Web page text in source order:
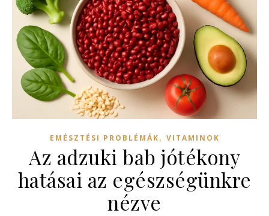
EMÉSZTÉSI PROBLÉMÁK, VITAMINOK
Az adzuki bab jótékony
hatásai az egészségünkre
nézve